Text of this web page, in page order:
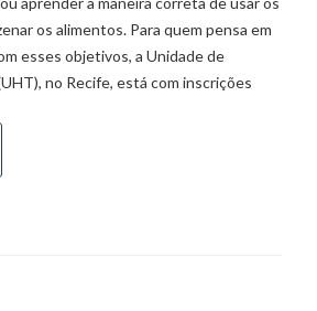
os alimentos. Para quem pensa em
esses objetivos, a Unidade de
no Recife, está com inscrições